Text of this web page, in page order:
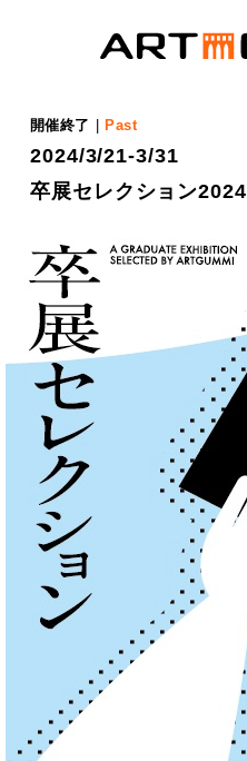
開催終了 Past
2024/3/21-3/31
卒展セレクション2024